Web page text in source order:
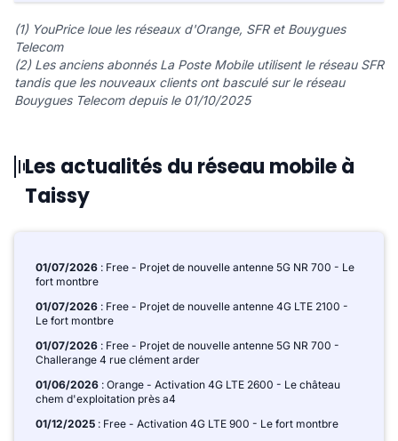
(1) YouPrice loue les réseaux d'Orange, SFR et Bouygues
Telecom
(2) Les anciens abonnés La Poste Mobile utilisent le réseau SFR
tandis que les nouveaux clients ont basculé sur le réseau
Bouygues Telecom depuis le 01/10/2025
Les actualités du réseau mobile à
Taissy
01/07/2026 : Free - Projet de nouvelle antenne 5G NR 700 - Le
fort montbre
01/07/2026 : Free - Projet de nouvelle antenne 4G LTE 2100 -
Le fort montbre
01/07/2026 : Free - Projet de nouvelle antenne 5G NR 700 -
Challerange 4 rue clément arder
01/06/2026 : Orange - Activation 4G LTE 2600 - Le château
chem d'exploitation près a4
01/12/2025 : Free - Activation 4G LTE 900 - Le fort montbre